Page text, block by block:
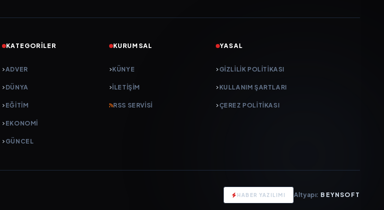
KATEGORILER
ADVER
DÜNYA
EĞİTİM
EKONOMİ
GÜNCEL
KURUMSAL
KÜNYE
İLETIŞIM
RSS SERVISI
YASAL
GIZLILIK POLITIKASI
KULLANIM ŞARTLARI
ÇEREZ POLITIKASI
HABER YAZILIMI Altyapı: BEYNSOFT